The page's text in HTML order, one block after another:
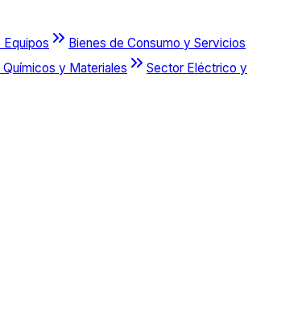
Equipos
Bienes de Consumo y Servicios
y Materiales
Sector Eléctrico y